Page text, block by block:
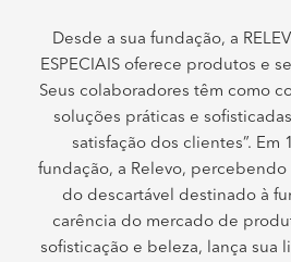
Desde a sua fundação, a
ESPECIAIS oferece produtos e
Seus colaboradores têm como
soluções práticas e
satisfação dos clientes”. Em
fundação, a Relevo,
do descartável destinado à
carência do mercado de
sofisticação e beleza, lança sua